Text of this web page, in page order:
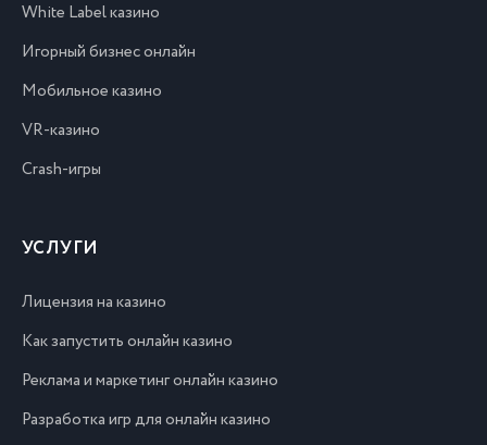
White Label казино
Игорный бизнес онлайн
Мобильное казино
VR-казино
Crash-игры
УСЛУГИ
Лицензия на казино
Как запустить онлайн казино
Реклама и маркетинг онлайн казино
Разработка игр для онлайн казино